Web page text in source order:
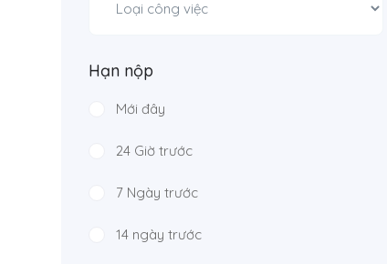
Hạn nộp
Mới đây
24 Giờ trước
7 Ngày trước
14 ngày trước